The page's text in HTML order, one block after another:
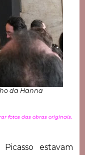
da Hanna
fotos das obras originais.
estavam